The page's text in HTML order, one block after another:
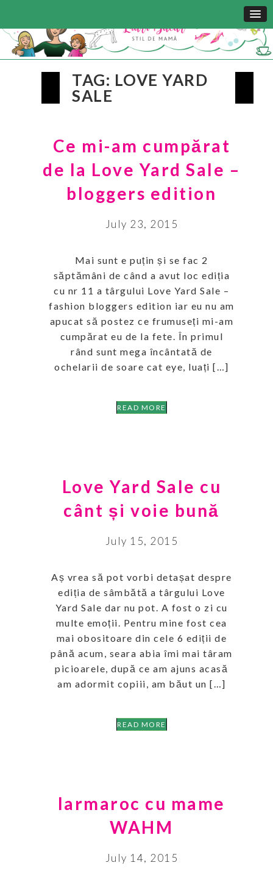
TAG: LOVE YARD
SALE
Ce mi-am cumpărat
de la Love Yard Sale –
bloggers edition
July 23, 2015
Mai sunt e puțin și se fac 2
săptămâni de când a avut loc ediția
cu nr 11 a târgului Love Yard Sale –
fashion bloggers edition iar eu nu am
apucat să postez ce frumuseți mi-am
cumpărat eu de la fete. În primul
rând sunt mega încântată de
ochelarii de soare cat eye, luați […]
READ MORE
Love Yard Sale cu
cânt și voie bună
July 15, 2015
Aș vrea să pot vorbi detașat despre
ediția de sâmbătă a târgului Love
Yard Sale dar nu pot. A fost o zi cu
multe emoții. Pentru mine fost cea
mai obositoare din cele 6 ediții de
până acum, seara abia îmi mai târam
picioarele, după ce am ajuns acasă
am adormit copiii, am băut un […]
READ MORE
Iarmaroc cu mame
WAHM
July 14, 2015